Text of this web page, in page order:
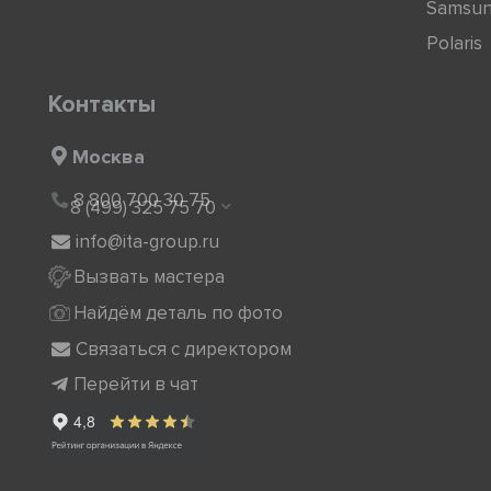
Polaris
Контакты
Москва
8 800 700 30 75
8 (499) 325 75 70
info@ita-group.ru
Вызвать мастера
Найдём деталь по фото
Связаться с директором
Перейти в чат